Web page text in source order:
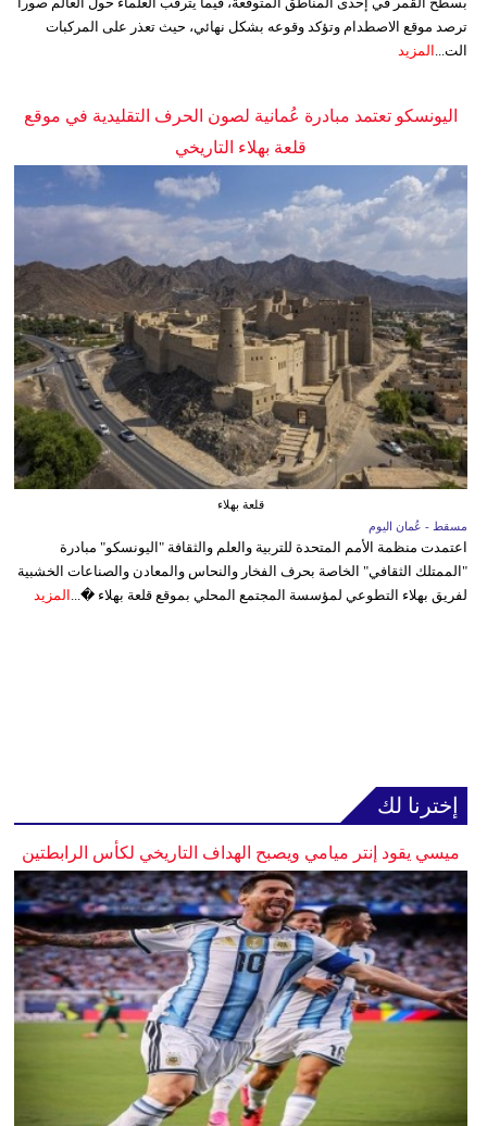
ترصد موقع الاصطدام وتؤكد وقوعه بشكل نهائي، حيث تعذر على المركبات
الت... المزيد
اليونسكو تعتمد مبادرة عُمانية لصون الحرف التقليدية في موقع
قلعة بهلاء التاريخي
قلعة بهلاء
مسقط - عُمان اليوم
اعتمدت منظمة الأمم المتحدة للتربية والعلم والثقافة "اليونسكو" مبادرة
"الممتلك الثقافي" الخاصة بحرف الفخار والنحاس والمعادن والصناعات الخشبية
لفريق بهلاء التطوعي لمؤسسة المجتمع المحلي بموقع قلعة بهلاء �... المزيد
إخترنا لك
ميسي يقود إنتر ميامي ويصبح الهداف التاريخي لكأس الرابطتين